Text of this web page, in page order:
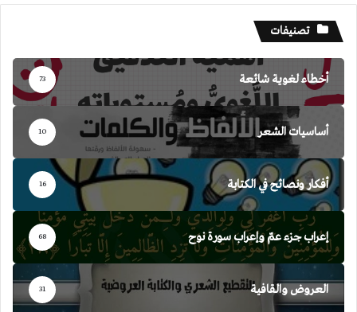
تصنيفات
أخطاء لغوية شائعة 73
أساسيات الشعر 10
أفكار ونصائح في الكتابة 16
إعراب جزء عمّ وإعراب سورة نوح 68
العروض والقافية 31